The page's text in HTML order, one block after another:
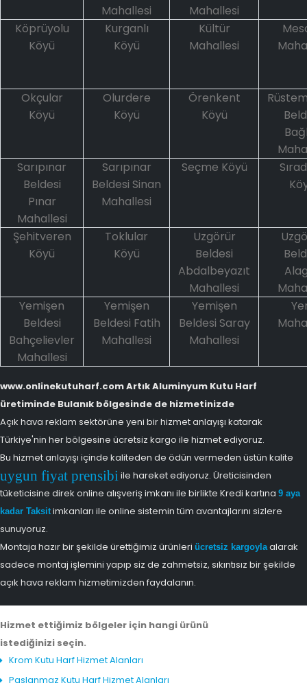
Mahallesi
Mahallesi
Köprüyolu
Köyü
Kurganlı
Köyü
Kültür
Mahallesi
Okçular
Köyü
Olurdere
Köyü
Örenkent
Köyü
Sarıpınar
Beldesi
Pınar
Mahallesi
Sarıpınar
Beldesi Sinan
Mahallesi
Seçme Köyü
Şehitveren
Köyü
Toklular
Köyü
Uzgörür
Beldesi
Abdalbeyazıt
Mahallesi
Yemişen
Beldesi
Bahçelievler
Mahallesi
Yemişen
Beldesi Fatih
Mahallesi
Yemişen
Beldesi Saray
Mahallesi
www.onlinekutuharf.com Artık Aluminyum Kutu Harf
üretiminde Bulanık bölgesinde de hizmetinizde
Açık hava reklam sektörüne yeni bir hizmet anlayışı katarak
Türkiye'nin her bölgesine ücretsiz kargo ile hizmet ediyoruz.
Bu hizmet anlayışı içinde kaliteden de ödün vermeden üstün kalite
uygun fiyat prensibi ile hareket ediyoruz. Üreticisinden
tüketicisine direk online alışveriş imkanı ile birlikte Kredi kartına 9 aya
kadar Taksitimkanları ile online sistemin tüm avantajlarını sizlere
sunuyoruz.
Montaja hazır bir şekilde ürettiğimiz ürünleri ücretsiz kargoylaalarak
sadece montaj işlemini yapıp siz de zahmetsiz, sıkıntısız bir şekilde
açık hava reklam hizmetimizden faydalanın.
Hizmet ettiğimiz bölgeler için hangi ürünü
istediğinizi seçin.
Krom Kutu Harf Hizmet Alanları
Paslanmaz Kutu Harf Hizmet Alanları